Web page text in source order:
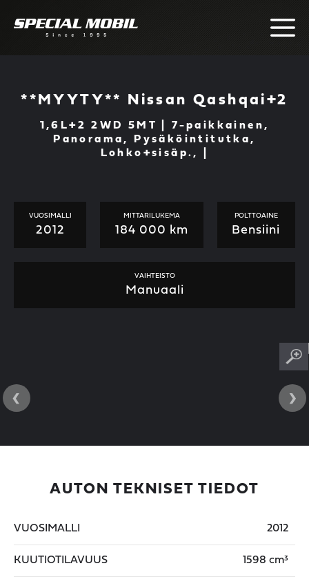
**MYYTY** Nissan Qashqai+2
1,6L+2 2WD 5MT | 7-paikkainen,
Panorama, Pysäköintitutka,
Lohko+sisäp., |
VUOSIMALLI
2012
MITTARILUKEMA
184 000 km
POLTTOAINE
Bensiini
VAIHTEISTO
Manuaali
‹ ›
AUTON TEKNISET TIEDOT
VUOSIMALLI 2012
KUUTIOTILAVUUS 1598 cm³